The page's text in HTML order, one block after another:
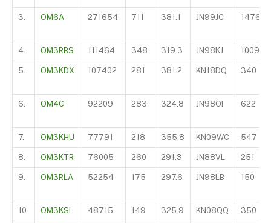
3. OM6A 271654 711 381.1 JN99JC 1476
4. OM3RBS 111464 348 319.3 JN98KJ 1009
5. OM3KDX 107402 281 381.2 KN18DQ 340
6. OM4C 92209 283 324.8 JN98OI 622
7. OM3KHU 77791 218 355.8 KN09WC 547
8. OM3KTR 76005 260 291.3 JN88VL 251
9. OM3RLA 52254 175 297.6 JN98LB 150
10. OM3KSI 48715 149 325.9 KN08QQ 350